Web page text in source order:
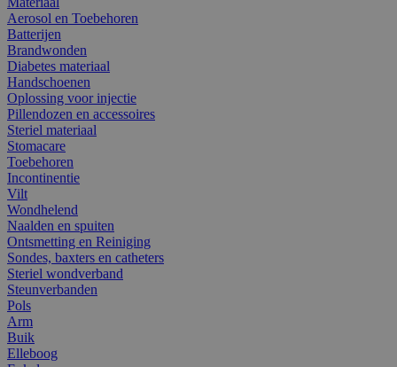
Aerosol en Toebehoren
Batterijen
Brandwonden
Diabetes materiaal
Handschoenen
Oplossing voor injectie
Pillendozen en accessoires
Steriel materiaal
Stomacare
Toebehoren
Incontinentie
Vilt
Wondhelend
Naalden en spuiten
Ontsmetting en Reiniging
Sondes, baxters en catheters
Steriel wondverband
Steunverbanden
Pols
Arm
Buik
Elleboog